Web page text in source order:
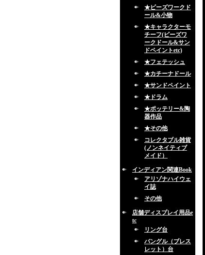
★ビーズワークド
ール&小物
★キャラクターモ
チーフ(ビーズワ
ークドール&サン
ドペイントetc)
★フェテッシュ
★カチーナドール
★サンドペイント
★ドラム
★ポッテリー&陶
器作品
★その他
コレクタブル雑貨
(ノンネイティブ
メイド）
インディアン関連Book
アリゾナハイウェ
イ誌
その他
店舗ディスプレイ用品e
tc
リング台
バングル（ブレス
レット）台